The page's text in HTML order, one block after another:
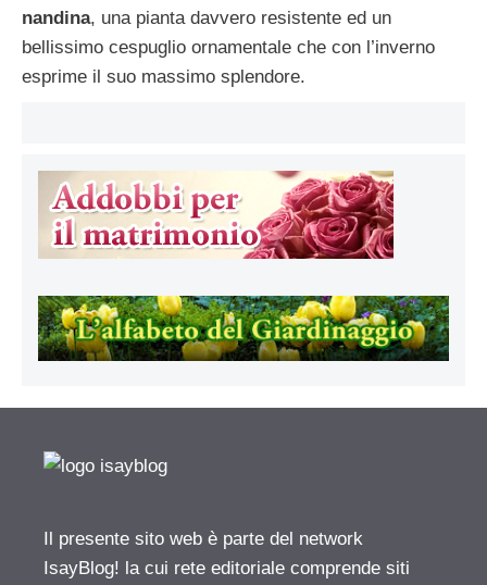
nandina, una pianta davvero resistente ed un
bellissimo cespuglio ornamentale che con l’inverno
esprime il suo massimo splendore.
Il presente sito web è parte del network
IsayBlog! la cui rete editoriale comprende siti